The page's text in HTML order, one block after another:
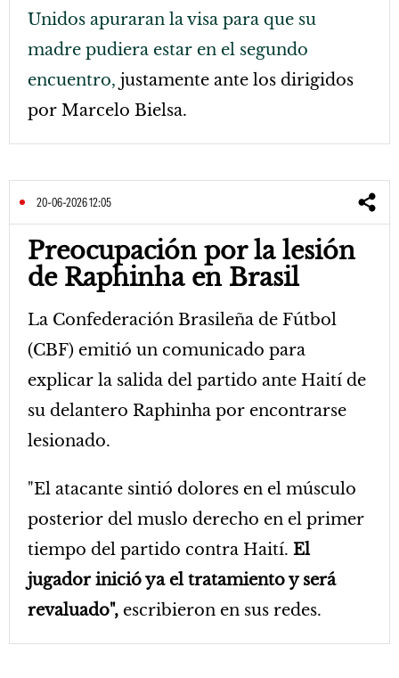
Unidos apuraran la visa para que su
madre pudiera estar en el segundo
encuentro, justamente ante los dirigidos
por Marcelo Bielsa.
20-06-2026 12:05
Preocupación por la lesión
de Raphinha en Brasil
La Confederación Brasileña de Fútbol
(CBF) emitió un comunicado para
explicar la salida del partido ante Haití de
su delantero Raphinha por encontrarse
lesionado.
"El atacante sintió dolores en el músculo
posterior del muslo derecho en el primer
tiempo del partido contra Haití. El
jugador inició ya el tratamiento y será
revaluado", escribieron en sus redes.